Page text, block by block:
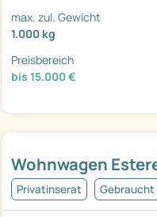
Wohnwagen
Privatinserat Gebraucht
max. zul. Gewicht
1.000 kg
Preisbereich
bis 15.000 €